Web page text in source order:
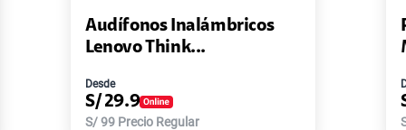
Pack de 2 Power Bank Mini
Master-G ...
S/